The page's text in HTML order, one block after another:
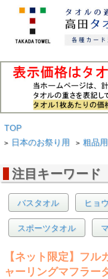
TOP
> 日本のお祭り用 > 粗品
注目キーワード
バスタオル ヒョ
スポーツタオル
【ネット限定】フ
ャーリングマフラー